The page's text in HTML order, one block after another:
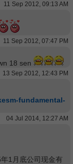
11 Sep 2012, 09:13 AM
11 Sep 2012, 07:47 PM
18 sen
13 Sep 2012, 12:43 PM
fundamental-
04 Jul 2014, 12:27 AM
1月底公司现金有